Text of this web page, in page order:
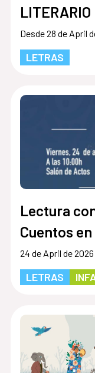
LITERARIO
HERMANOS
Desde 28 de April
LETRAS
Lectura
Cuentos
24 de April de 2026
LETRAS